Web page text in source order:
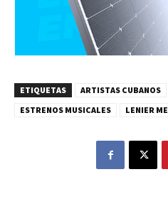
ETIQUETAS ARTISTAS CUBANOS
ESTRENOS MUSICALES
LENIER